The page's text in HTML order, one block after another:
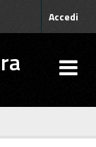
Accedi